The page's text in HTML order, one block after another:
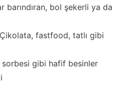
barındıran, bol şekerli ya da
fastfood, tatlı gibi
gibi hafif besinler